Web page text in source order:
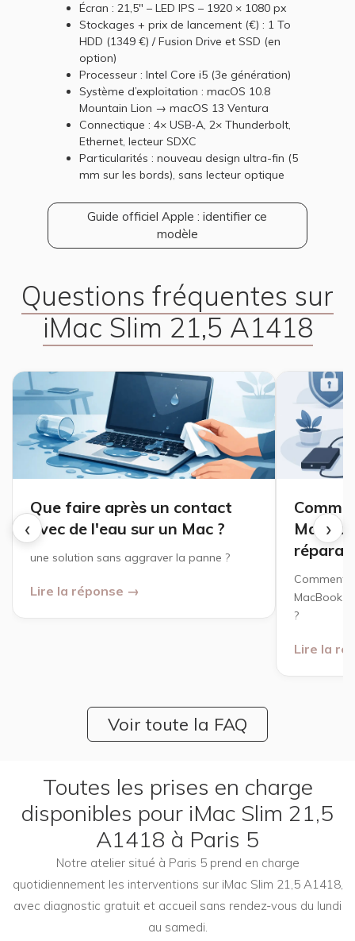
Écran : 21,5" – LED IPS – 1920 × 1080 px
Stockages + prix de lancement (€) : 1 To
HDD (1349 €) / Fusion Drive et SSD (en
option)
Processeur : Intel Core i5 (3e génération)
Système d’exploitation : macOS 10.8
Mountain Lion → macOS 13 Ventura
Connectique : 4× USB‑A, 2× Thunderbolt,
Ethernet, lecteur SDXC
Particularités : nouveau design ultra-fin (5
mm sur les bords), sans lecteur optique
Guide officiel Apple : identifier ce
modèle
Questions fréquentes sur
iMac Slim 21,5 A1418
‹ ›
Que faire après un contact
avec de l'eau sur un Mac ?
une solution sans aggraver la panne ?
Lire la réponse →
Comment
MacBook
?
Lire la
Voir toute la FAQ
Toutes les prises en charge
disponibles pour iMac Slim 21,5
A1418 à Paris 5
Notre atelier situé à Paris 5 prend en charge
quotidiennement les interventions sur iMac Slim 21,5 A1418,
avec diagnostic gratuit et accueil sans rendez-vous du lundi
au samedi.